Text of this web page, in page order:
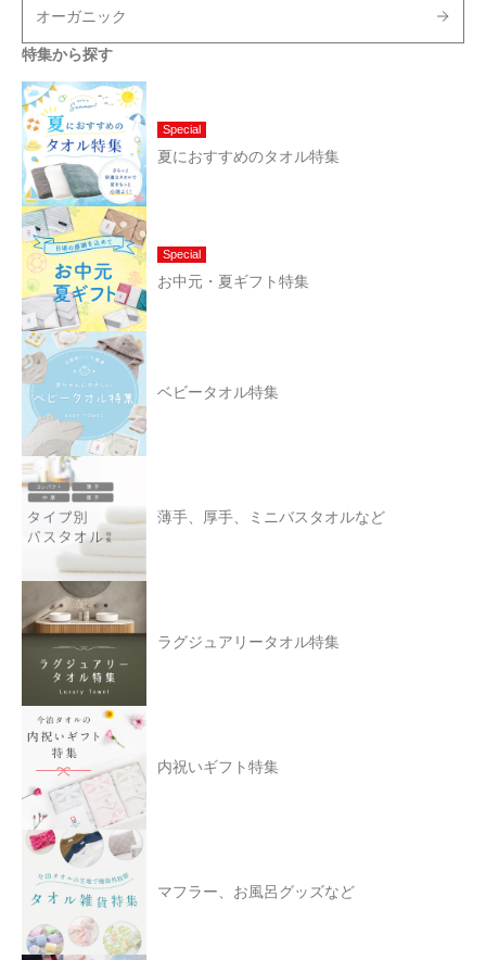
オーガニック
特集から探す
Special
夏におすすめのタオル特集
Special
お中元・夏ギフト特集
ベビータオル特集
薄手、厚手、ミニバスタオルなど
ラグジュアリータオル特集
内祝いギフト特集
マフラー、お風呂グッズなど